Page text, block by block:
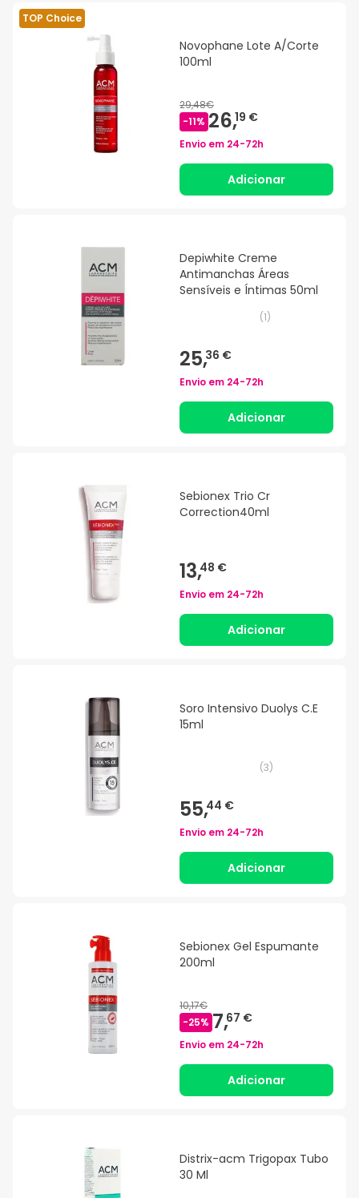
TOP Choice
Novophane Lote A/Corte
100ml
29,48€
-11% 26,19 €
Envio em 24-72h
Adicionar
Depiwhite Creme
Antimanchas Áreas
Sensíveis e Íntimas 50ml
(1)
25,36 €
Envio em 24-72h
Adicionar
Sebionex Trio Cr
Correction40ml
13,48 €
Envio em 24-72h
Adicionar
Soro Intensivo Duolys C.E
15ml
(3)
55,44 €
Envio em 24-72h
Adicionar
Sebionex Gel Espumante
200ml
10,17€
-25% 7,67 €
Envio em 24-72h
Adicionar
Distrix-acm Trigopax Tubo
30 Ml